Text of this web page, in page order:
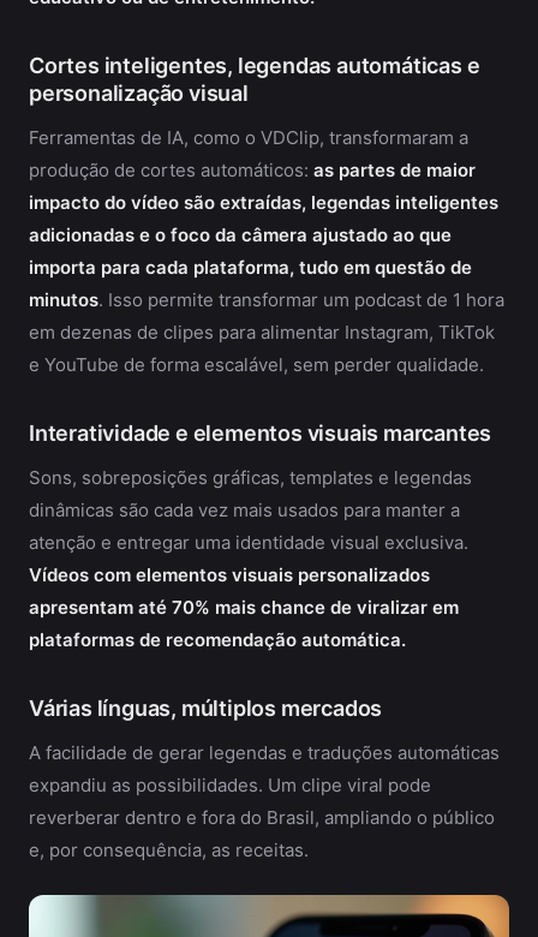
Cortes inteligentes, legendas automáticas e
personalização visual
Ferramentas de IA, como o VDClip, transformaram a
produção de cortes automáticos: as partes de maior
impacto do vídeo são extraídas, legendas inteligentes
adicionadas e o foco da câmera ajustado ao que
importa para cada plataforma, tudo em questão de
minutos. Isso permite transformar um podcast de 1 hora
em dezenas de clipes para alimentar Instagram, TikTok
e YouTube de forma escalável, sem perder qualidade.
Interatividade e elementos visuais marcantes
Sons, sobreposições gráficas, templates e legendas
dinâmicas são cada vez mais usados para manter a
atenção e entregar uma identidade visual exclusiva.
Vídeos com elementos visuais personalizados
apresentam até 70% mais chance de viralizar em
plataformas de recomendação automática.
Várias línguas, múltiplos mercados
A facilidade de gerar legendas e traduções automáticas
expandiu as possibilidades. Um clipe viral pode
reverberar dentro e fora do Brasil, ampliando o público
e, por consequência, as receitas.